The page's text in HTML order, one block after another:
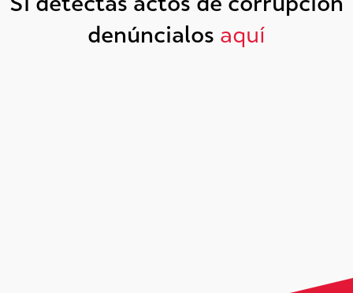
Si detectas actos de corrupción
denúncialos aquí